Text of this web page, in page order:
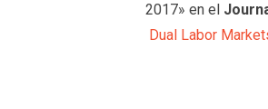
2017» en el
Dual Labor